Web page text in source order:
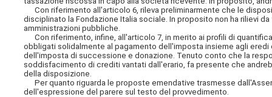
Con riferimento all'articolo 6, rileva preliminarmente che le
disciplinato la Fondazione Italia sociale. In proposito non ha rilievi
amministrazioni pubbliche.
Con riferimento, infine, all'articolo 7, in merito ai profili di
obbligati solidalmente al pagamento dell'imposta insieme agli
dell'imposta di successione e donazione. Tenuto conto che la
soddisfacimento di crediti vantati dall'erario, fa presente che
della disposizione.
Per quanto riguarda le proposte emendative trasmesse
dell'espressione del parere sul testo del provvedimento.